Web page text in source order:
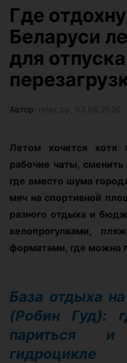
Где
Беларуси
для
Автор:
Летом хочется
рабочие чаты, сменить
где вместо шума
мяч на спортивной
разного отдыха и
велопрогулками,
форматами, где можно
База отдыха
(Робин Гуд):
париться
гидроцикле